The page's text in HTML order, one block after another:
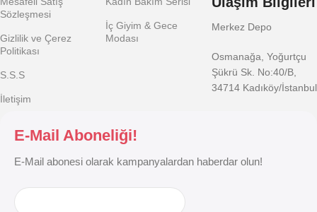
Sözleşmesi
Gizlilik ve Çerez
Politikası
S.S.S
İletişim
İç Giyim & Gece
Modası
Merkez Depo
Osmanağa, Yoğurtçu
Şükrü Sk. No:40/B,
34714 Kadıköy/İstanbul
E-Mail Aboneliği!
E-Mail abonesi olarak kampanyalardan haberdar olun!